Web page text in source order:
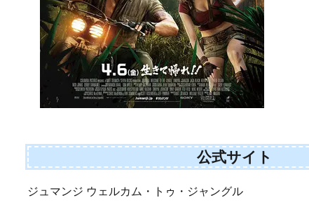
公式サイト
ジュマンジ ウェルカム・トゥ・ジャングル